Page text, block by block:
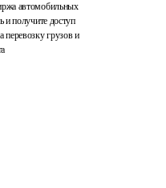
автомобильных
и получите доступ
перевозку грузов и